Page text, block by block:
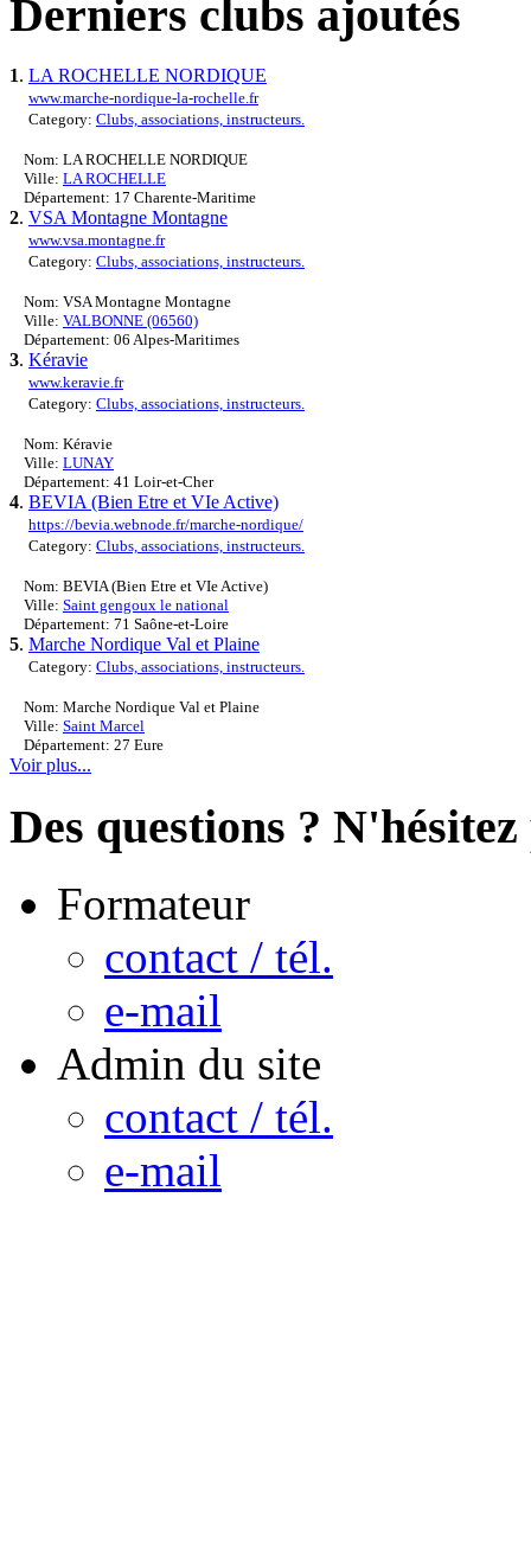
Derniers clubs ajoutés
1. LA ROCHELLE NORDIQUE
www.marche-nordique-la-rochelle.fr
Category: Clubs, associations, instructeurs.
Nom: LA ROCHELLE NORDIQUE
Ville: LA ROCHELLE
Département: 17 Charente-Maritime
2. VSA Montagne Montagne
www.vsa.montagne.fr
Category: Clubs, associations, instructeurs.
Nom: VSA Montagne Montagne
Ville: VALBONNE (06560)
Département: 06 Alpes-Maritimes
3. Kéravie
www.keravie.fr
Category: Clubs, associations, instructeurs.
Nom: Kéravie
Ville: LUNAY
Département: 41 Loir-et-Cher
4. BEVIA (Bien Etre et VIe Active)
https://bevia.webnode.fr/marche-nordique/
Category: Clubs, associations, instructeurs.
Nom: BEVIA (Bien Etre et VIe Active)
Ville: Saint gengoux le national
Département: 71 Saône-et-Loire
5. Marche Nordique Val et Plaine
Category: Clubs, associations, instructeurs.
Nom: Marche Nordique Val et Plaine
Ville: Saint Marcel
Département: 27 Eure
Voir plus...
Des questions ?
Formateur
contact / tél.
e-mail
Admin du site
contact / tél.
e-mail